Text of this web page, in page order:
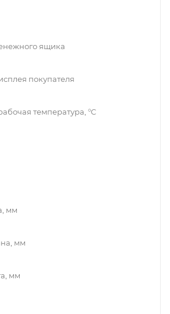
ящика
покупателя
температура, °C
мм
мм
мм